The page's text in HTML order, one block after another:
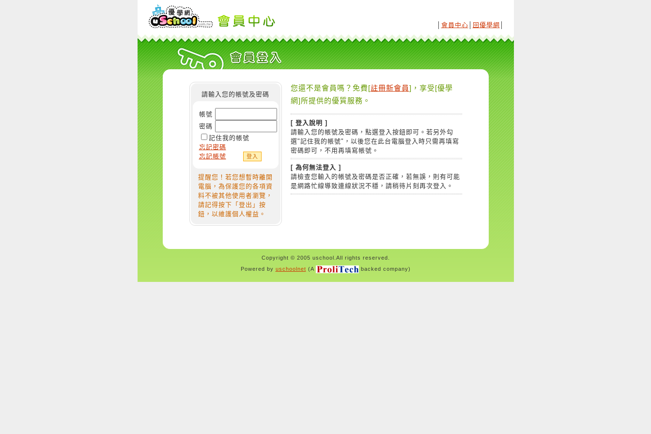
會員中心 回優學網
請輸入您的帳號及密碼
帳號
密碼
記住我的帳號
忘記密碼
忘記帳號
提醒您！若您想暫時離開
電腦，為保護您的各項資
料不被其他使用者瀏覽，
請記得按下「登出」按
鈕，以維護個人權益。
您還不是會員嗎？免費[註冊新會員]，享受[優學
網]所提供的優質服務。
[ 登入說明 ]
請輸入您的帳號及密碼，點選登入按鈕即可。若另外勾
選"記住我的帳號"，以後您在此台電腦登入時只需再填寫
密碼即可，不用再填寫帳號。
[ 為何無法登入 ]
請檢查您輸入的帳號及密碼是否正確，若無誤，則有可能
是網路忙線導致連線狀況不穩，請稍待片刻再次登入。
Copyright © 2005 uschool.All rights reserved.
Powered by uschoolnet (A backed company)